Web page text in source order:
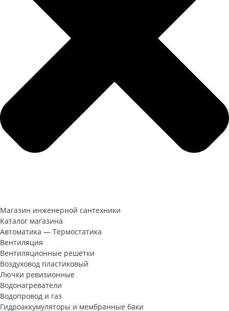
Магазин инженерной сантехники
Каталог магазина
Автоматика — Термостатика
Погодозависимая автоматика
Система защиты от протечки воды
Стабилизаторы напряжения
Терморегуляторы и термостаты
Euroster
Varmega
Вентиляция
Вентиляционные решетки
Воздуховод пластиковый
Лючки ревизионные
Водонагреватели
Бойлеры косвенного нагрева
KOSPEL
Буферные емкости
Водопровод и газ
Газовые трубы и фитинги
Гидроаккумуляторы и мембранные баки